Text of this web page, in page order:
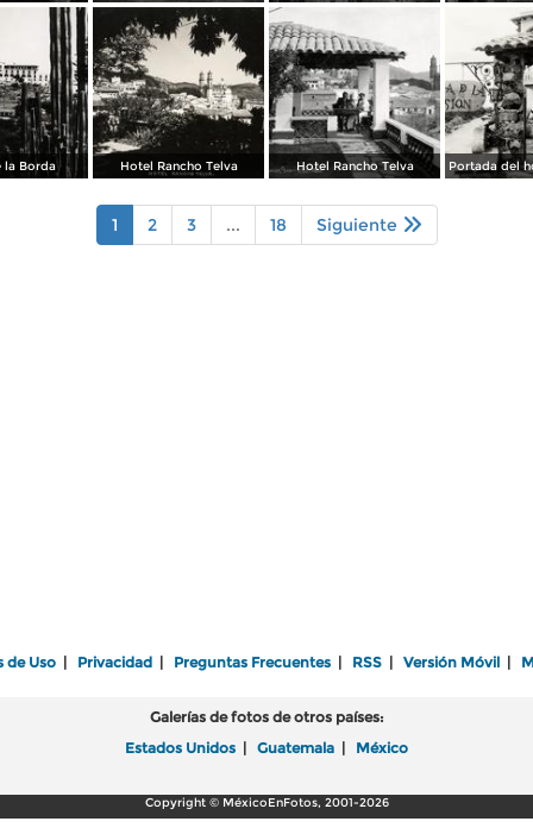
la Borda Hotel Rancho Telva Hotel Rancho Telva
1 2 3 ... 18 Siguiente
de Uso Privacidad Preguntas Frecuentes RSS Versión Móvil
Galerías de fotos de otros países:
Estados Unidos
Guatemala México
Copyright © MéxicoEnFotos, 2001-2026